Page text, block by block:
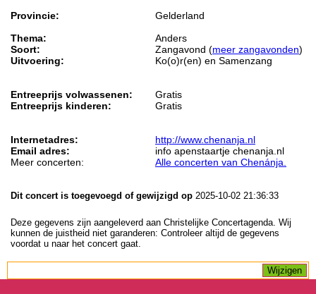
Provincie:
Gelderland
Thema:
Anders
Soort:
Zangavond (meer zangavonden)
Uitvoering:
Ko(o)r(en) en Samenzang
Entreeprijs volwassenen:
Gratis
Entreeprijs kinderen:
Gratis
Internetadres:
http://www.chenanja.nl
Email adres:
info apenstaartje chenanja.nl
Meer concerten:
Alle concerten van Chenánja.
Dit concert is toegevoegd of gewijzigd op 2025-10-02 21:36:33
Deze gegevens zijn aangeleverd aan Christelijke Concertagenda. Wij
kunnen de juistheid niet garanderen: Controleer altijd de gegevens
voordat u naar het concert gaat.